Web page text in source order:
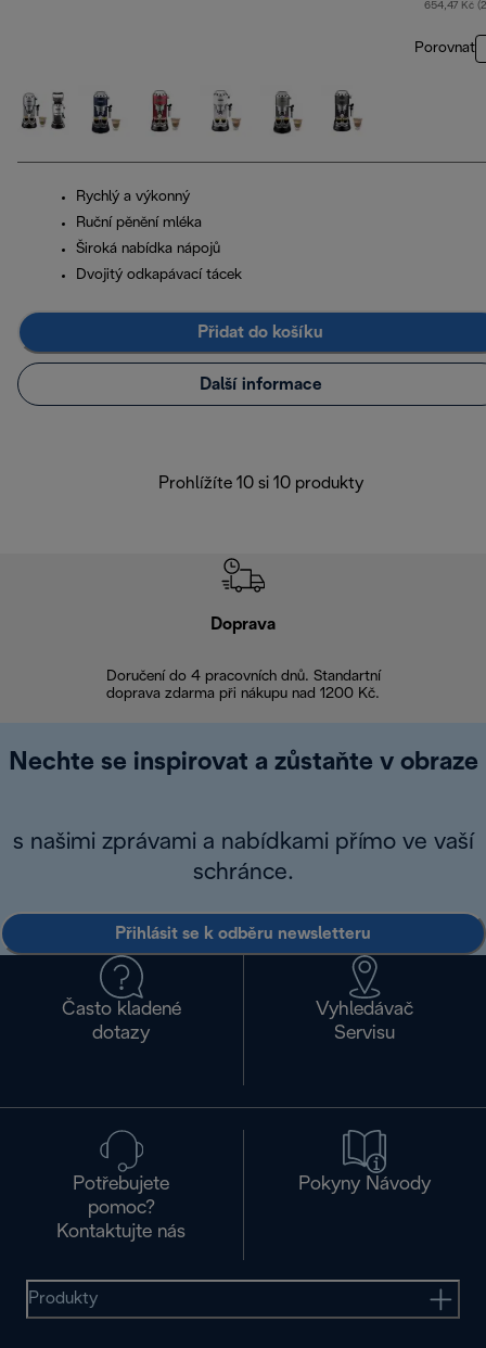
654,47 Kč
Porovnat
Rychlý a výkonný
Ruční pěnění mléka
Široká nabídka nápojů
Dvojitý odkapávací tácek
Přidat do košíku
Další informace
Prohlížíte 10 si 10 produkty
Doprava
Doručení do 4 pracovních dnů. Standartní
doprava zdarma při nákupu nad 1200 Kč.
Nechte se inspirovat a zůstaňte v obraze
s našimi zprávami a nabídkami přímo ve vaší
schránce.
Přihlásit se k odběru newsletteru
Často kladené
dotazy
Vyhledávač
Servisu
Potřebujete
pomoc?
Kontaktujte nás
Pokyny Návody
Produkty